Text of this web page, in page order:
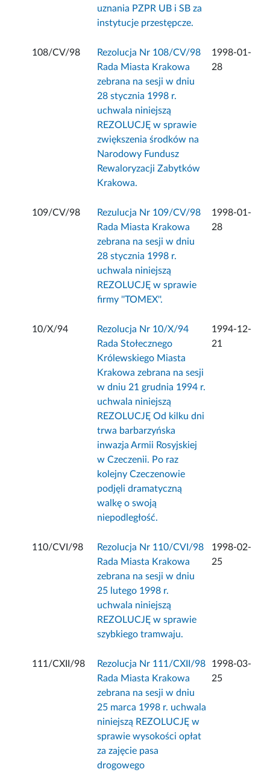
uznania PZPR UB i SB za
instytucje przestępcze.
108/CV/98
Rezolucja Nr 108/CV/98
Rada Miasta Krakowa
zebrana na sesji w dniu
28 stycznia 1998 r.
uchwala niniejszą
REZOLUCJĘ w sprawie
zwiększenia środków na
Narodowy Fundusz
Rewaloryzacji Zabytków
Krakowa.
1998-01-
28
109/CV/98
Rezulucja Nr 109/CV/98
Rada Miasta Krakowa
zebrana na sesji w dniu
28 stycznia 1998 r.
uchwala niniejszą
REZOLUCJĘ w sprawie
firmy ''TOMEX''.
1998-01-
28
10/X/94
Rezolucja Nr 10/X/94
Rada Stołecznego
Królewskiego Miasta
Krakowa zebrana na sesji
w dniu 21 grudnia 1994 r.
uchwala niniejszą
REZOLUCJĘ Od kilku dni
trwa barbarzyńska
inwazja Armii Rosyjskiej
w Czeczenii. Po raz
kolejny Czeczenowie
podjęli dramatyczną
walkę o swoją
niepodległość.
1994-12-
21
110/CVI/98
Rezolucja Nr 110/CVI/98
Rada Miasta Krakowa
zebrana na sesji w dniu
25 lutego 1998 r.
uchwala niniejszą
REZOLUCJĘ w sprawie
szybkiego tramwaju.
1998-02-
25
111/CXII/98
Rezolucja Nr 111/CXII/98
Rada Miasta Krakowa
zebrana na sesji w dniu
25 marca 1998 r. uchwala
niniejszą REZOLUCJĘ w
sprawie wysokości opłat
za zajęcie pasa
drogowego
1998-03-
25